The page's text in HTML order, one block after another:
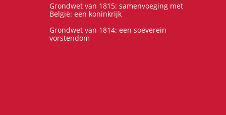
Grondwet van 1815: samenvoeging met
België: een koninkrijk
Grondwet van 1814: een soeverein
vorstendom